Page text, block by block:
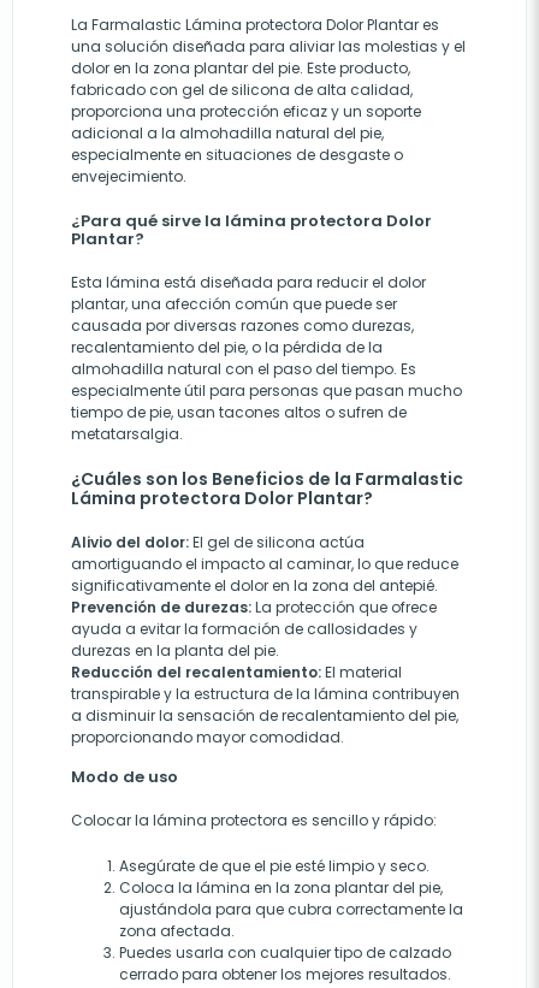
La Farmalastic Lámina protectora Dolor Plantar es
una solución diseñada para aliviar las molestias y el
dolor en la zona plantar del pie. Este producto,
fabricado con gel de silicona de alta calidad,
proporciona una protección eficaz y un soporte
adicional a la almohadilla natural del pie,
especialmente en situaciones de desgaste o
envejecimiento.
¿Para qué sirve la lámina protectora Dolor
Plantar?
Esta lámina está diseñada para reducir el dolor
plantar, una afección común que puede ser
causada por diversas razones como durezas,
recalentamiento del pie, o la pérdida de la
almohadilla natural con el paso del tiempo. Es
especialmente útil para personas que pasan mucho
tiempo de pie, usan tacones altos o sufren de
metatarsalgia.
¿Cuáles son los Beneficios de la Farmalastic
Lámina protectora Dolor Plantar?
Alivio del dolor:El gel de silicona actúa
amortiguando el impacto al caminar, lo que reduce
significativamente el dolor en la zona del antepié.
Prevención de durezas:La protección que ofrece
ayuda a evitar la formación de callosidades y
durezas en la planta del pie.
Reducción del recalentamiento:El material
transpirable y la estructura de la lámina contribuyen
a disminuir la sensación de recalentamiento del pie,
proporcionando mayor comodidad.
Modo de uso
Colocar la lámina protectora es sencillo y rápido:
Asegúrate de que el pie esté limpio y seco.
Coloca la lámina en la zona plantar del pie,
ajustándola para que cubra correctamente la
zona afectada.
Puedes usarla con cualquier tipo de calzado
cerrado para obtener los mejores resultados.